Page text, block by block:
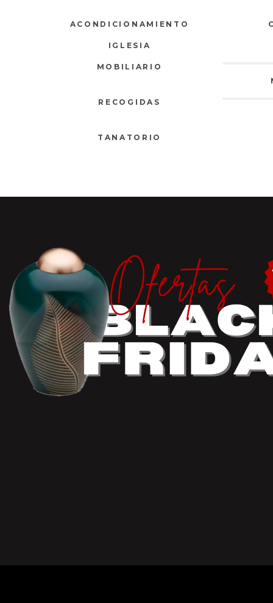
ACONDICIONAMIENTO
IGLESIA
MOBILIARIO
RECOGIDAS
TANATORIO